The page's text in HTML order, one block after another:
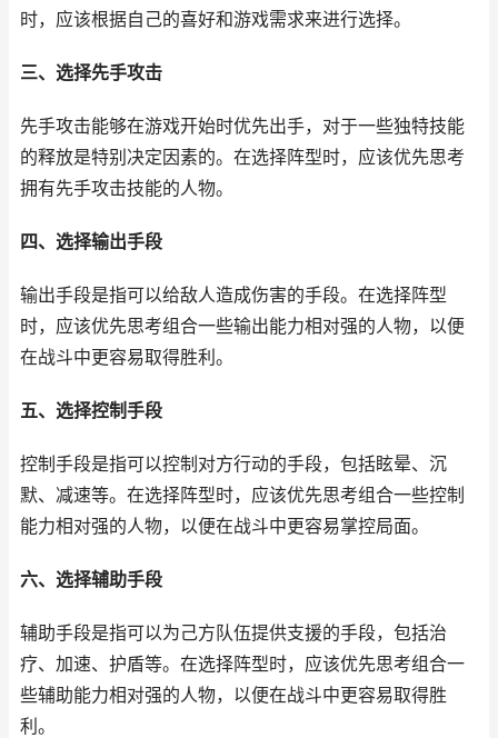
时，应该根据自己的喜好和游戏需求来进行选择。
三、选择先手攻击
先手攻击能够在游戏开始时优先出手，对于一些独特技能
的释放是特别决定因素的。在选择阵型时，应该优先思考
拥有先手攻击技能的人物。
四、选择输出手段
输出手段是指可以给敌人造成伤害的手段。在选择阵型
时，应该优先思考组合一些输出能力相对强的人物，以便
在战斗中更容易取得胜利。
五、选择控制手段
控制手段是指可以控制对方行动的手段，包括眩晕、沉
默、减速等。在选择阵型时，应该优先思考组合一些控制
能力相对强的人物，以便在战斗中更容易掌控局面。
六、选择辅助手段
辅助手段是指可以为己方队伍提供支援的手段，包括治
疗、加速、护盾等。在选择阵型时，应该优先思考组合一
些辅助能力相对强的人物，以便在战斗中更容易取得胜
利。